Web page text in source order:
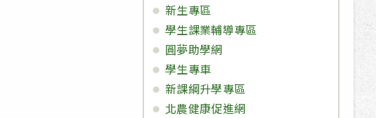
新生專區
學生課業輔導專區
圓夢助學網
學生專車
新課綱升學專區
北農健康促進網